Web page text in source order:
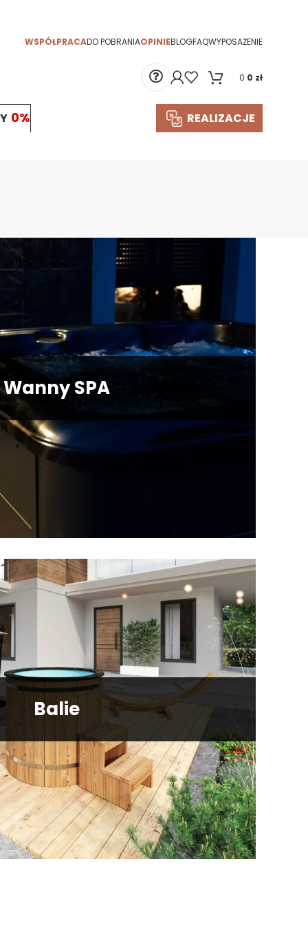
WSPÓŁPRACADO POBRANIAOPINIEBLOGFAQWYPOSAŻENIE
0 0 zł
REALIZACJE
Wanny SPA
Balie